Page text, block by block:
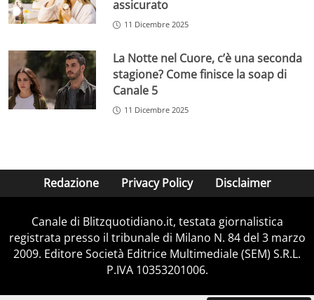
assicurato
11 Dicembre 2025
La Notte nel Cuore, c’è una seconda
stagione? Come finisce la soap di
Canale 5
11 Dicembre 2025
Redazione Privacy Policy Disclaimer
Canale di Blitzquotidiano.it, testata giornalistica
registrata presso il tribunale di Milano N. 84 del 3 marzo
2009. Editore Società Editrice Multimediale (SEM) S.R.L.
P.IVA 10353201006.